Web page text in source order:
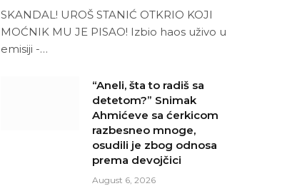
SKANDAL! UROŠ STANIĆ OTKRIO KOJI
MOĆNIK MU JE PISAO! Izbio haos uživo u
emisiji -…
“Aneli, šta to radiš sa
detetom?” Snimak
Ahmićeve sa ćerkicom
razbesneo mnoge,
osudili je zbog odnosa
prema devojčici
August 6, 2026